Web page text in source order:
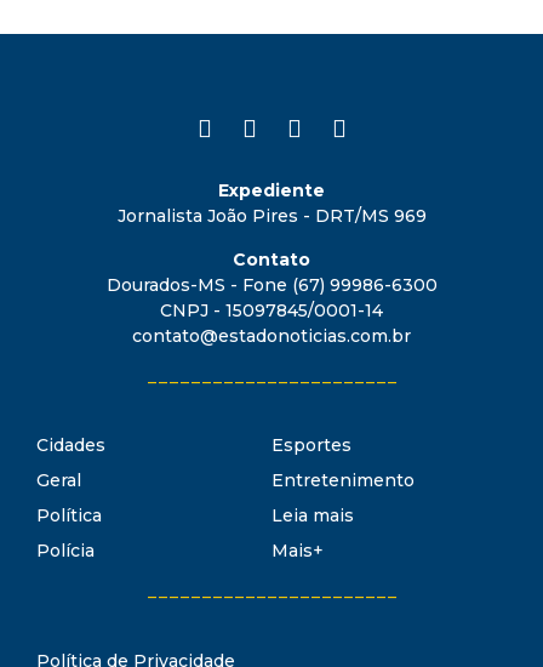
Expediente
Jornalista João Pires - DRT/MS 969
Contato
Dourados-MS - Fone (67) 99986-6300
CNPJ - 15097845/0001-14
contato@estadonoticias.com.br
Cidades
Geral
Política
Polícia
Esportes
Entretenimento
Leia mais
Mais+
Política de Privacidade